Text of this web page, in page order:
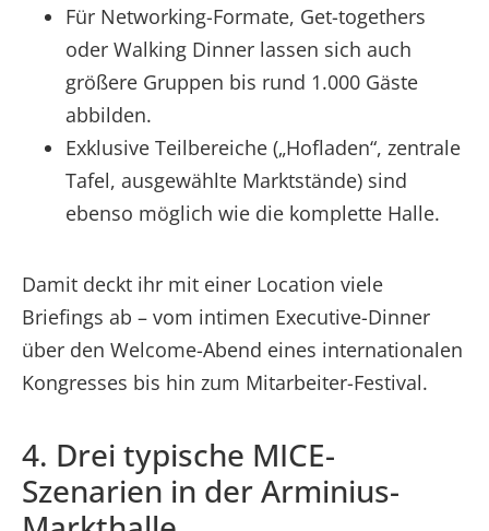
Für Networking-Formate, Get-togethers
oder Walking Dinner lassen sich auch
größere Gruppen bis rund 1.000 Gäste
abbilden.
Exklusive Teilbereiche („Hofladen“, zentrale
Tafel, ausgewählte Marktstände) sind
ebenso möglich wie die komplette Halle.
Damit deckt ihr mit einer Location viele
Briefings ab – vom intimen Executive-Dinner
über den Welcome-Abend eines internationalen
Kongresses bis hin zum Mitarbeiter-Festival.
4. Drei typische MICE-
Szenarien in der Arminius-